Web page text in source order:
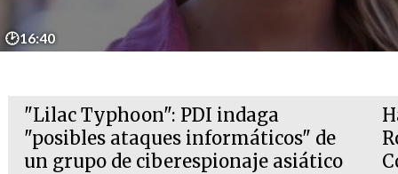
🕑16:40
"Lilac Typhoon": PDI indaga
"posibles ataques informáticos" de
un grupo de ciberespionaje asiático